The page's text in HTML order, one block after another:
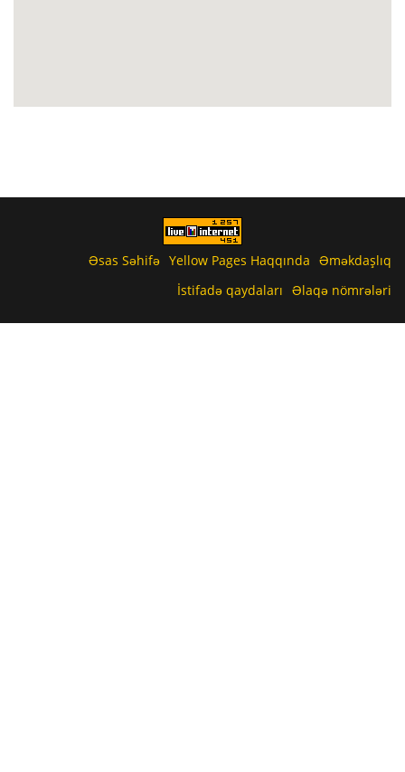
Əsas Səhifə Yellow Pages Haqqında Əməkdaşlıq
İstifadə qaydaları Əlaqə nömrələri